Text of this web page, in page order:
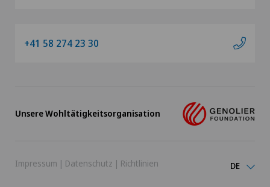
+41 58 274 23 30
Unsere Wohltätigkeitsorganisation
Impressum | Datenschutz | Richtlinien DE